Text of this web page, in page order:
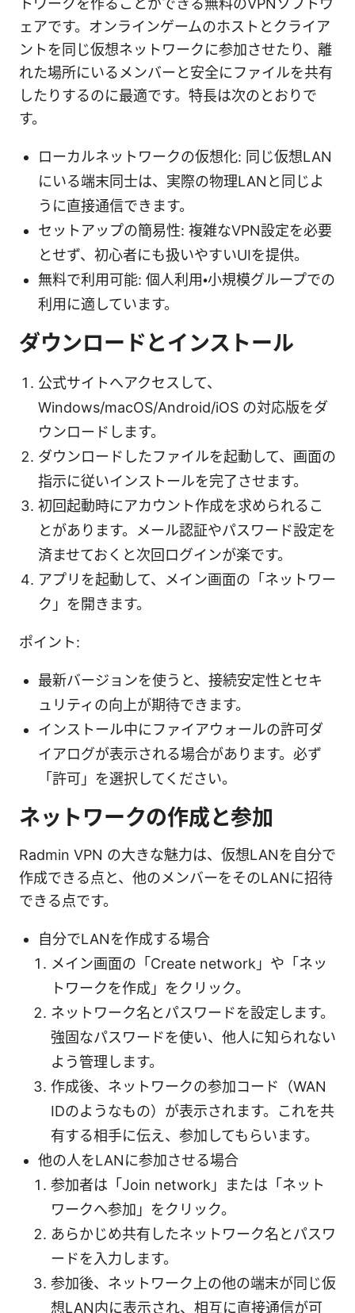
ェアです。オンラインゲームのホストとクライア
ントを同じ仮想ネットワークに参加させたり、離
れた場所にいるメンバーと安全にファイルを共有
したりするのに最適です。特長は次のとおりで
す。
ローカルネットワークの仮想化: 同じ仮想LAN
にいる端末同士は、実際の物理LANと同じよ
うに直接通信できます。
セットアップの簡易性: 複雑なVPN設定を必要
とせず、初心者にも扱いやすいUIを提供。
無料で利用可能: 個人利用・小規模グループでの
利用に適しています。
ダウンロードとインストール
公式サイトへアクセスして、
Windows/macOS/Android/iOS の対応版をダ
ウンロードします。
ダウンロードしたファイルを起動して、画面の
指示に従いインストールを完了させます。
初回起動時にアカウント作成を求められるこ
とがあります。メール認証やパスワード設定を
済ませておくと次回ログインが楽です。
アプリを起動して、メイン画面の「ネットワー
ク」を開きます。
ポイント:
最新バージョンを使うと、接続安定性とセキ
ュリティの向上が期待できます。
インストール中にファイアウォールの許可ダ
イアログが表示される場合があります。必ず
「許可」を選択してください。
ネットワークの作成と参加
Radmin VPN の大きな魅力は、仮想LANを自分で
作成できる点と、他のメンバーをそのLANに招待
できる点です。
自分でLANを作成する場合
メイン画面の「Create network」や「ネッ
トワークを作成」をクリック。
ネットワーク名とパスワードを設定します。
強固なパスワードを使い、他人に知られない
よう管理します。
作成後、ネットワークの参加コード（WAN
IDのようなもの）が表示されます。これを共
有する相手に伝え、参加してもらいます。
他の人をLANに参加させる場合
参加者は「Join network」または「ネット
ワークへ参加」をクリック。
あらかじめ共有したネットワーク名とパスワ
ードを入力します。
参加後、ネットワーク上の他の端末が同じ仮
想LAN内に表示され、相互に直接通信が可